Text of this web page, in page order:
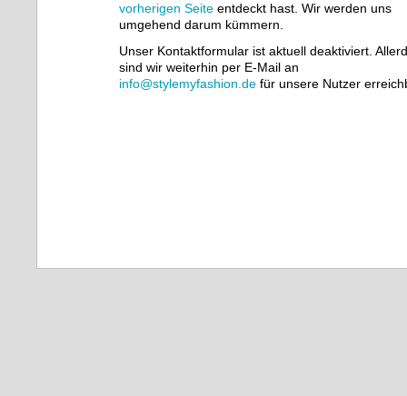
vorherigen Seite entdeckt hast. Wir werden uns
umgehend darum kümmern.
Unser Kontaktformular ist aktuell deaktiviert.
sind wir weiterhin per E-Mail an
info@stylemyfashion.de für unsere Nutzer